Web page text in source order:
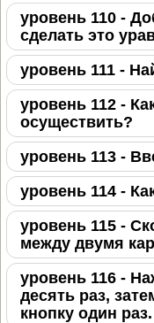
уровень 110 -
сделать это
уровень 111 -
уровень 112 -
осуществить?
уровень 113 -
уровень 114 -
уровень 115 -
между двумя
уровень 116 -
десять раз,
кнопку один раз.